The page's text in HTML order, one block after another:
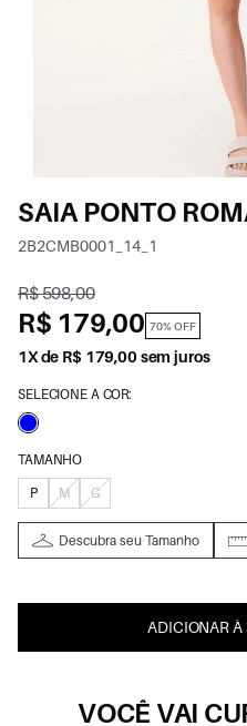
SAIA PONTO
2B2CMB0001_14_1
R$ 598,00
R$ 179,00 70% OFF
1X de R$ 179,00 sem juros
SELECIONE A COR:
TAMANHO
P
M G
Descubra seu Tamanho
ADICIONAR À
VOCÊ VAI